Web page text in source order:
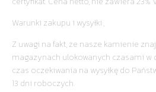
Warunki zakupu i wysyłki:,
Z uwagi na fakt, że nasze kamienie
magazynach ulokowanych czasami w
czas oczekiwania na wysyłkę do
13 dni roboczych.